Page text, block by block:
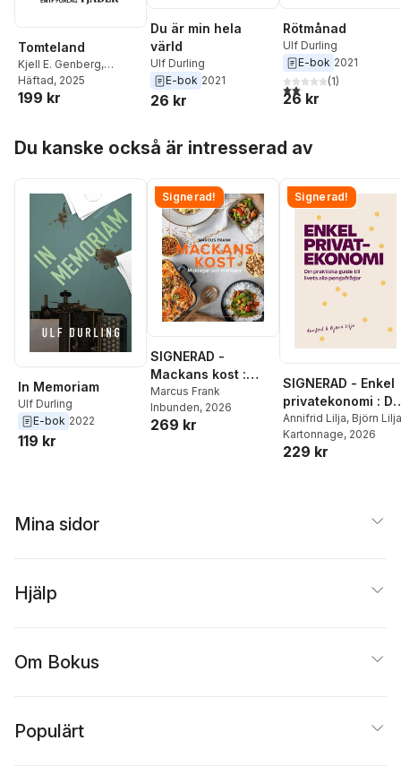
Tomteland
Kjell E. Genberg,
Richard Nordström
Karin Tjäder
Ulf Broberg,Peter
Häftad, 2025
199 kr
Du är min hela
värld
Ulf Durling
E-bok 2021
26 kr
Rötmånad
Ulf Durling
E-bok 2021
2,0utav 5 stjärnor.
(1)
26 kr
Du kanske också är intresserad av
In Memoriam
Ulf Durling
E-bok 2022
119 kr
Signerad!
SIGNERAD -
Mackans kost :
Middagar och
matlådor
Marcus Frank
Inbunden, 2026
269 kr
Signerad!
SIGNERAD - Enkel
privatekonomi :
praktiska guide till
livets alla
pengafrågor
Annifrid Lilja, Björn Lilja
Kartonnage, 2026
229 kr
Mina sidor
Hjälp
Om Bokus
Populärt